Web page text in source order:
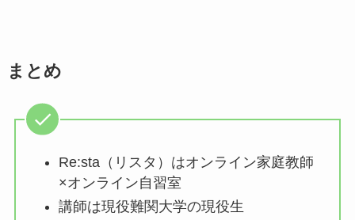
まとめ
Re:sta（リスタ）はオンライン家庭教師
×オンライン自習室
講師は現役難関大学の現役生